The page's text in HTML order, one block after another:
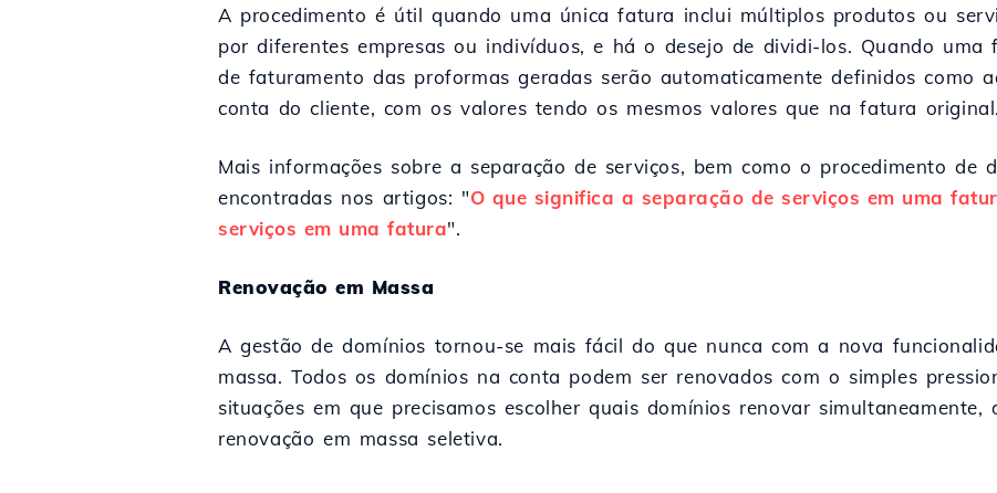
A procedimento é útil quando uma única fatura inclui múltiplos produtos ou
por diferentes empresas ou indivíduos, e há o desejo de dividi-los. Quando
de faturamento das proformas geradas serão automaticamente definidos como
conta do cliente, com os valores tendo os mesmos valores que na fatura original.
Mais informações sobre a separação de serviços, bem como o procedimento de
encontradas nos artigos: "O que significa a separação de serviços em uma
serviços em uma fatura".
Renovação em Massa
A gestão de domínios tornou-se mais fácil do que nunca com a nova
massa. Todos os domínios na conta podem ser renovados com o simples
situações em que precisamos escolher quais domínios renovar simultaneamente,
renovação em massa seletiva.